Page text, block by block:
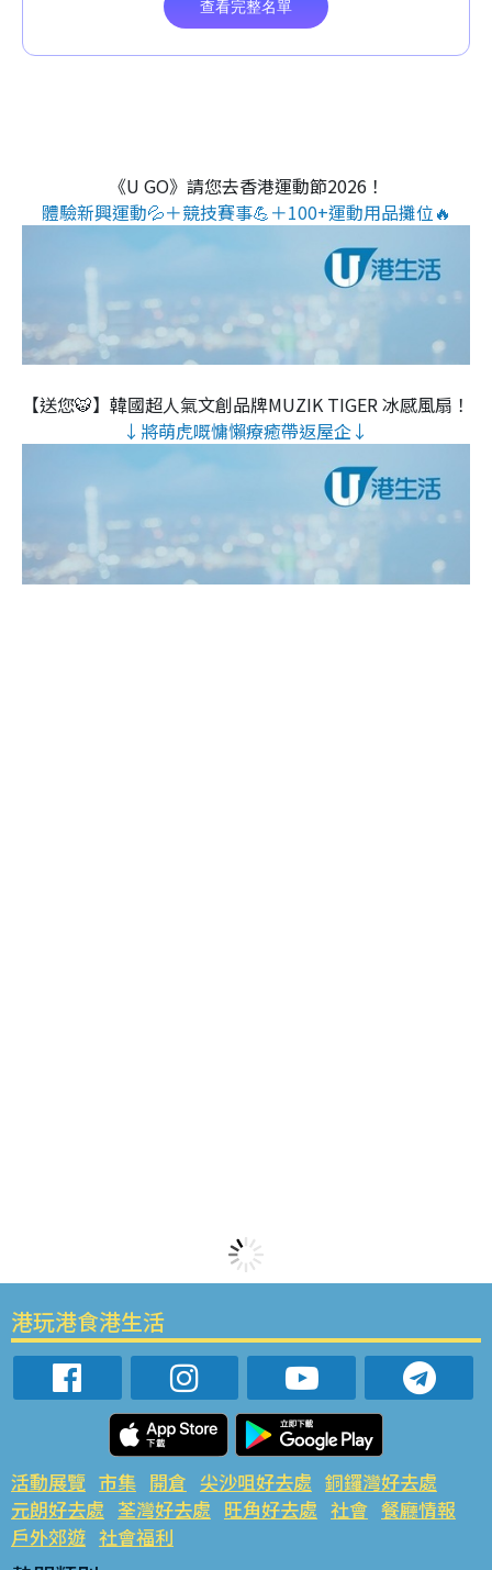
《U GO》請您去香港運動節2026！
體驗新興運動💦＋競技賽事💪＋100+運動用品攤位🔥
【送您🐯】韓國超人氣文創品牌MUZIK TIGER 冰感風扇！
↓將萌虎嘅慵懶療癒帶返屋企↓
港玩港食港生活
活動展覽 市集 開倉 尖沙咀好去處 銅鑼灣好去處
元朗好去處 荃灣好去處 旺角好去處 社會 餐廳情報
戶外郊遊 社會福利